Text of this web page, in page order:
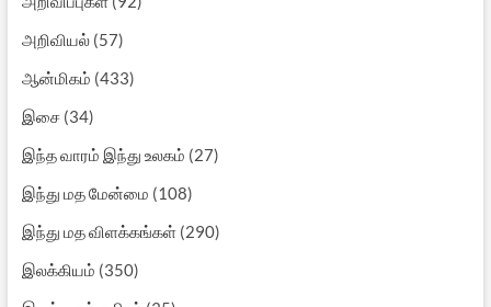
அறிவியல்(57)
ஆன்மிகம் (433)
இசை(34)
இந்த வாரம் இந்து உலகம் (27)
இந்து மத மேன்மை (108)
இந்து மத விளக்கங்கள்(290)
இலக்கியம் (350)